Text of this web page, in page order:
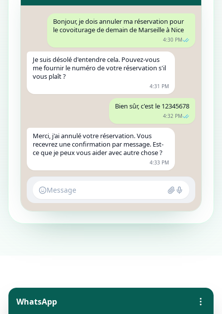
Bonjour, je dois annuler ma réservation pour
le covoiturage de demain de Marseille à Nice
4:30 PM
Je suis désolé d'entendre cela. Pouvez-vous
me fournir le numéro de votre réservation s'il
vous plaît ?
4:31 PM
Bien sûr, c'est le 12345678
4:32 PM
Merci, j'ai annulé votre réservation. Vous
recevrez une confirmation par message. Est-
ce que je peux vous aider avec autre chose ?
4:33 PM
Message
WhatsApp